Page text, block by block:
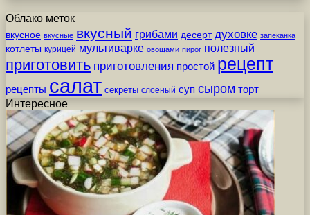
Облако меток
вкусное вкусные вкусный грибами десерт духовке запеканка
котлеты курицей мультиварке овощами пирог полезный
приготовить приготовления простой рецепт
рецепты салат секреты слоеный суп сыром торт
Интересное